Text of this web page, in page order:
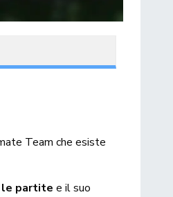
Team che esiste
le partite e il suo